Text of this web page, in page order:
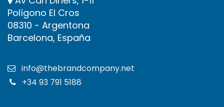
Polígono El Cros
08310 - Argentona
Barcelona, España
info@thebrandcompany.net
+34 93 791 5188